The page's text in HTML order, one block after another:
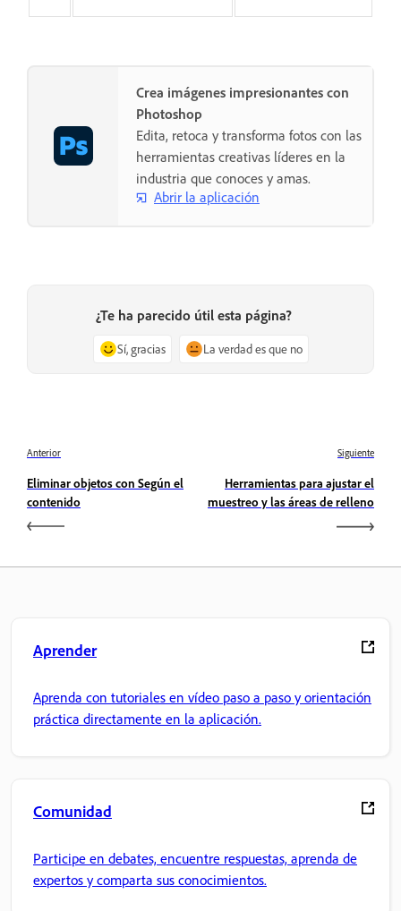
Crea imágenes impresionantes con
Photoshop
Edita, retoca y transforma fotos con las
herramientas creativas líderes en la
industria que conoces y amas.
Abrir la aplicación
¿Te ha parecido útil esta página?
Sí, gracias La verdad es que no
Anterior
Eliminar objetos con Según el
contenido
Siguiente
Herramientas para ajustar el
muestreo y las áreas de relleno
Aprender
Aprenda con tutoriales en vídeo paso a paso y orientación
práctica directamente en la aplicación.
Comunidad
Participe en debates, encuentre respuestas, aprenda de
expertos y comparta sus conocimientos.